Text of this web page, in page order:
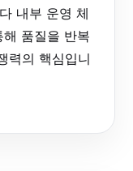
내부 운영 체
해 품질을 반복
력의 핵심입니